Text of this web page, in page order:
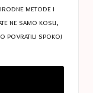
metode i
ne samo kosu,
povratili spokoj